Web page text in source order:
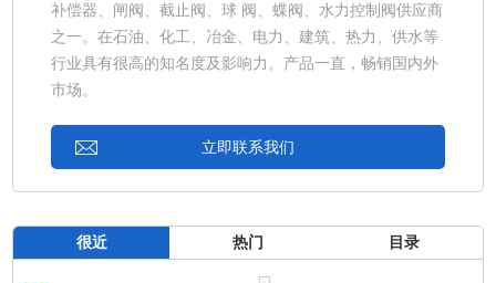
补偿器、闸阀、截止阀、球 阀、蝶阀、水力控制阀供应商
之一。在石油、化工、冶金、电力、建筑、热力、供水等
行业具有很高的知名度及影响力。产品一直，畅销国内外
市场。
立即联系我们
很近 热门 目录